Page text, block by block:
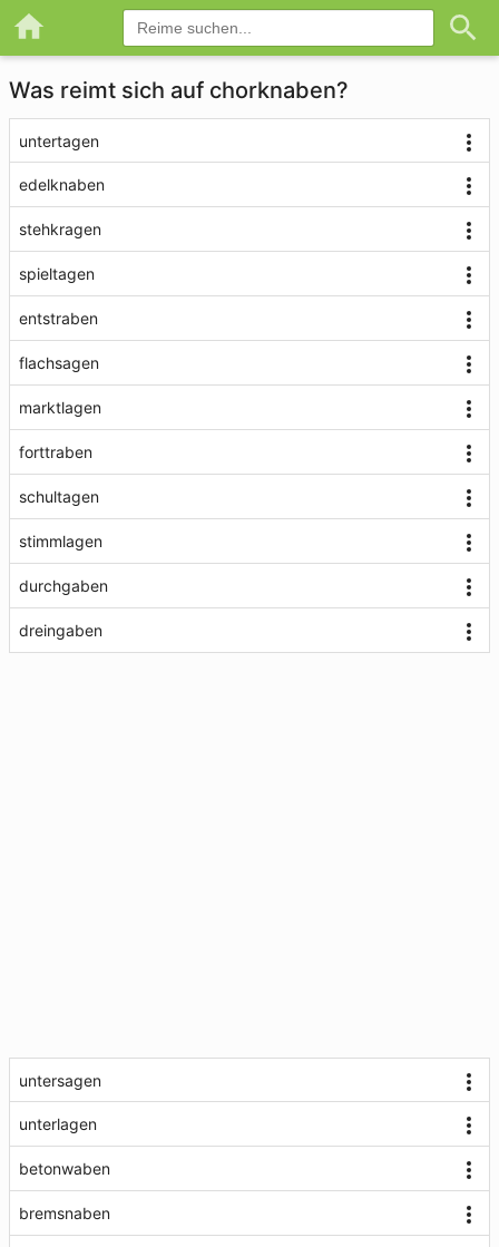
Was reimt sich auf chorknaben?
untertagen
edelknaben
stehkragen
spieltagen
entstraben
flachsagen
marktlagen
forttraben
schultagen
stimmlagen
durchgaben
dreingaben
untersagen
unterlagen
betonwaben
bremsnaben